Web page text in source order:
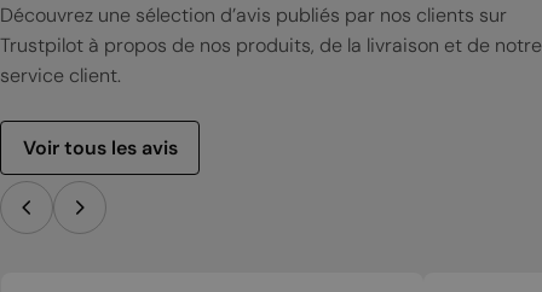
Découvrez une sélection d’avis publiés par nos clients sur
Trustpilot à propos de nos produits, de la livraison et de notre
service client.
Voir tous les avis